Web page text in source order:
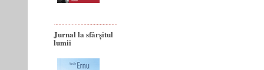
Jurnal la sfârșitul
lumii